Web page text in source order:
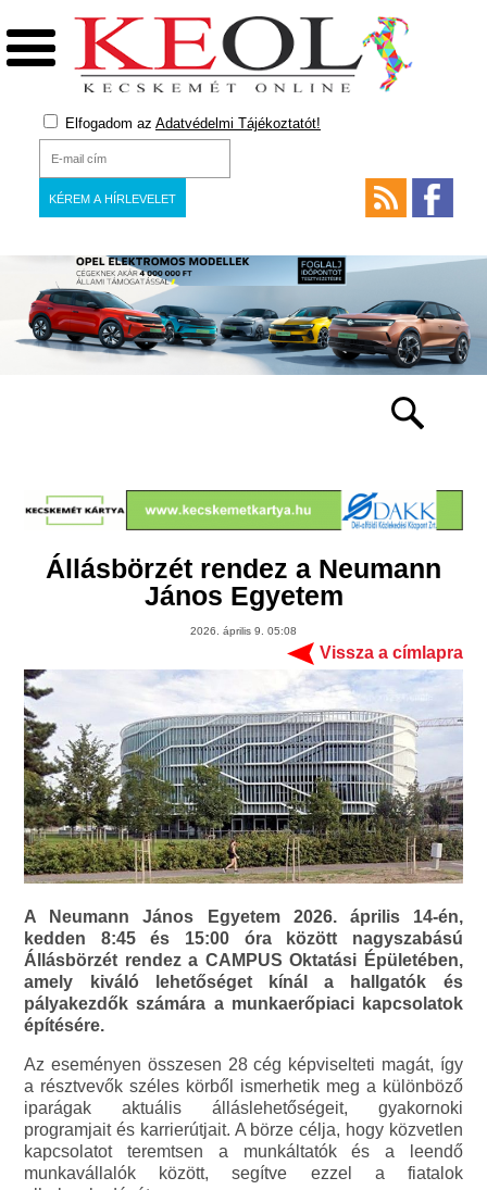
Elfogadom az Adatvédelmi Tájékoztatót!
Állásbörzét rendez a Neumann
János Egyetem
2026. április 9. 05:08
Vissza a címlapra
A Neumann János Egyetem 2026. április 14-én,
kedden 8:45 és 15:00 óra között nagyszabású
Állásbörzét rendez a CAMPUS Oktatási Épületében,
amely kiváló lehetőséget kínál a hallgatók és
pályakezdők számára a munkaerőpiaci kapcsolatok
építésére.
Az eseményen összesen 28 cég képviselteti magát, így
a résztvevők széles körből ismerhetik meg a különböző
iparágak aktuális álláslehetőségeit, gyakornoki
programjait és karrierútjait. A börze célja, hogy közvetlen
kapcsolatot teremtsen a munkáltatók és a leendő
munkavállalók között, segítve ezzel a fiatalok